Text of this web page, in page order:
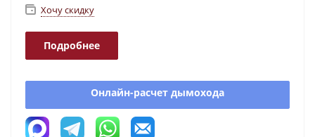
Хочу скидку
Подробнее
Онлайн-расчет дымохода